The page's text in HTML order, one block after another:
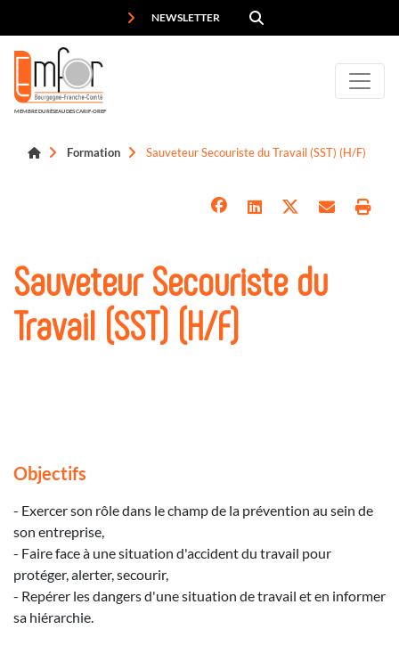
NEWSLETTER
MEMBRE DU RÉSEAU DES CARIF-OREF
Formation Sauveteur Secouriste du Travail (SST) (H/F)
Sauveteur Secouriste du
Travail (SST) (H/F)
Objectifs
- Exercer son rôle dans le champ de la prévention au sein de
son entreprise,
- Faire face à une situation d'accident du travail pour
protéger, alerter, secourir,
- Repérer les dangers d'une situation de travail et en informer
sa hiérarchie.
Panneau de gestion des cookies